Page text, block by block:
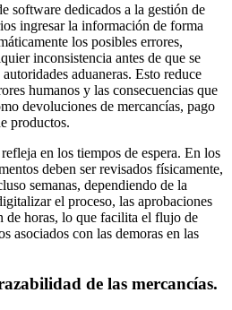
software dedicados a la gestión de
ingresar la información de forma
los posibles errores,
inconsistencia antes de que se
aduaneras. Esto reduce
humanos y las consecuencias que
devoluciones de mercancías, pago
productos.
en los tiempos de espera. En los
deben ser revisados físicamente,
semanas, dependiendo de la
el proceso, las aprobaciones
de horas, lo que facilita el flujo de
asociados con las demoras en las
de las mercancías.